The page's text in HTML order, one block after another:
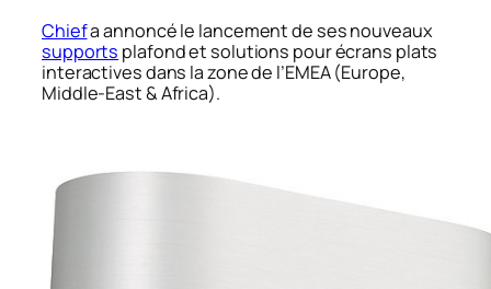
Chiefa annoncé le lancement de ses nouveaux
supports plafond et solutions pour écrans plats
interactives dans la zone de l’EMEA (Europe,
Middle-East & Africa).